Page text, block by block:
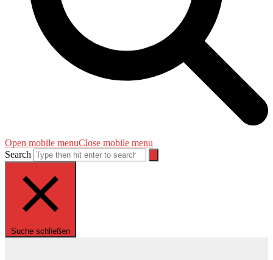
Open mobile menuClose mobile menu
Search
Suche schließen